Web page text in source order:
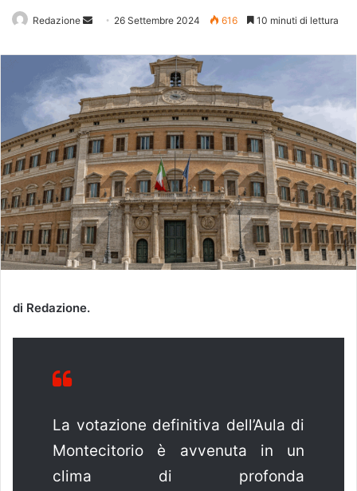
Redazione
Invia 26 Settembre 2024 616 10 minuti di lettura
di Redazione.
La votazione definitiva dell’Aula di
Montecitorio è avvenuta in un
clima di profonda